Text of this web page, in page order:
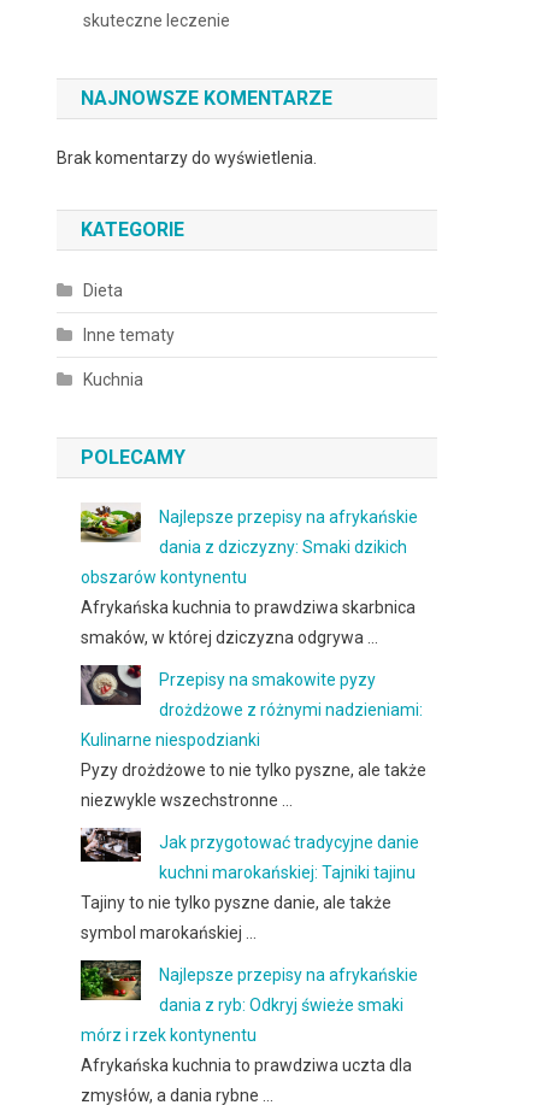
skuteczne leczenie
NAJNOWSZE KOMENTARZE
Brak komentarzy do wyświetlenia.
KATEGORIE
Dieta
Inne tematy
Kuchnia
POLECAMY
Najlepsze przepisy na afrykańskie
dania z dziczyzny: Smaki dzikich
obszarów kontynentu
Afrykańska kuchnia to prawdziwa skarbnica
smaków, w której dziczyzna odgrywa …
Przepisy na smakowite pyzy
drożdżowe z różnymi nadzieniami:
Kulinarne niespodzianki
Pyzy drożdżowe to nie tylko pyszne, ale także
niezwykle wszechstronne …
Jak przygotować tradycyjne danie
kuchni marokańskiej: Tajniki tajinu
Tajiny to nie tylko pyszne danie, ale także
symbol marokańskiej …
Najlepsze przepisy na afrykańskie
dania z ryb: Odkryj świeże smaki
mórz i rzek kontynentu
Afrykańska kuchnia to prawdziwa uczta dla
zmysłów, a dania rybne …